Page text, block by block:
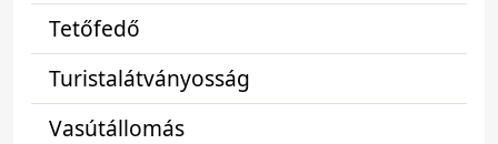
Tetőfedő
Turistalátványosság
Vasútállomás